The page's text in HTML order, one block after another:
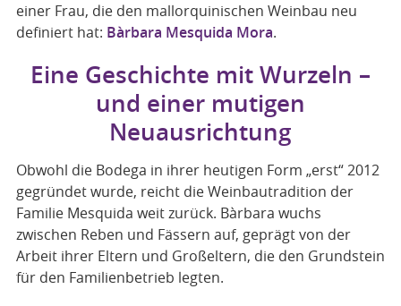
einer Frau, die den mallorquinischen Weinbau neu
definiert hat: Bàrbara Mesquida Mora.
Eine Geschichte mit Wurzeln –
und einer mutigen
Neuausrichtung
Obwohl die Bodega in ihrer heutigen Form „erst“ 2012
gegründet wurde, reicht die Weinbautradition der
Familie Mesquida weit zurück. Bàrbara wuchs
zwischen Reben und Fässern auf, geprägt von der
Arbeit ihrer Eltern und Großeltern, die den Grundstein
für den Familienbetrieb legten.